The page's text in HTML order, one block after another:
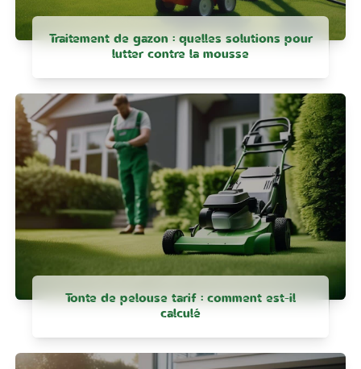
Traitement de gazon : quelles solutions pour
lutter contre la mousse
Tonte de pelouse tarif : comment est-il
calculé